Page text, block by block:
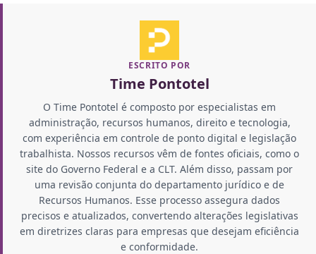
ESCRITO POR
Time Pontotel
O Time Pontotel é composto por especialistas em
administração, recursos humanos, direito e tecnologia,
com experiência em controle de ponto digital e legislação
trabalhista. Nossos recursos vêm de fontes oficiais, como o
site do Governo Federal e a CLT. Além disso, passam por
uma revisão conjunta do departamento jurídico e de
Recursos Humanos. Esse processo assegura dados
precisos e atualizados, convertendo alterações legislativas
em diretrizes claras para empresas que desejam eficiência
e conformidade.